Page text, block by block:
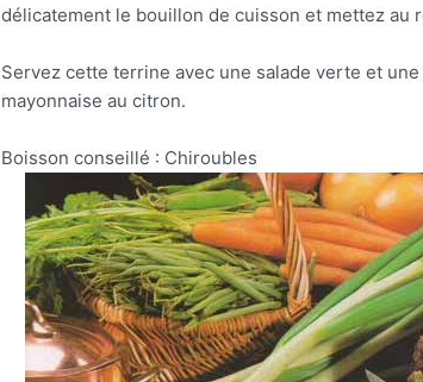
délicatement le bouillon de cuisson et mettez au
Servez cette terrine avec une salade verte et
mayonnaise au citron.
Boisson conseillé : Chiroubles